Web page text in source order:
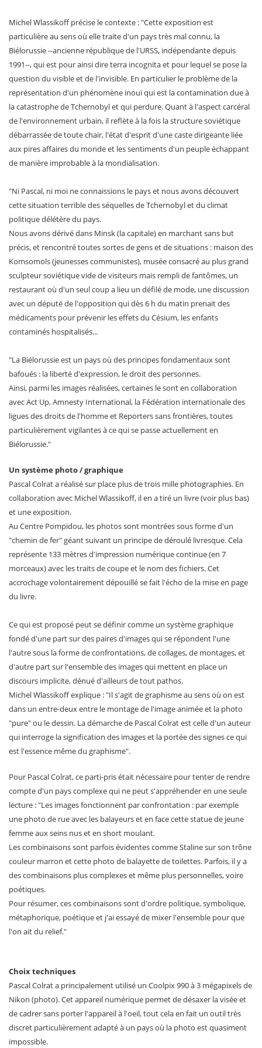
Michel Wlassikoff précise le contexte : "Cette exposition est
particulière au sens où elle traite d'un pays très mal connu, la
Biélorussie --ancienne république de l'URSS, indépendante depuis
1991--, qui est pour ainsi dire terra incognita et pour lequel se pose la
question du visible et de l'invisible. En particulier le problème de la
représentation d'un phénomène inouï qui est la contamination due à
la catastrophe de Tchernobyl et qui perdure. Quant à l'aspect carcéral
de l'environnement urbain, il reflète à la fois la structure soviétique
débarrassée de toute chair, l'état d'esprit d'une caste dirigeante liée
aux pires affaires du monde et les sentiments d'un peuple échappant
de manière improbable à la mondialisation.
"Ni Pascal, ni moi ne connaissions le pays et nous avons découvert
cette situation terrible des séquelles de Tchernobyl et du climat
politique délétère du pays.
Nous avons dérivé dans Minsk (la capitale) en marchant sans but
précis, et rencontré toutes sortes de gens et de situations : maison des
Komsomols (jeunesses communistes), musée consacré au plus grand
sculpteur soviétique vide de visiteurs mais rempli de fantômes, un
restaurant où d'un seul coup a lieu un défilé de mode, une discussion
avec un député de l'opposition qui dès 6 h du matin prenait des
médicaments pour prévenir les effets du Césium, les enfants
contaminés hospitalisés...
"La Biélorussie est un pays où des principes fondamentaux sont
bafoués : la liberté d'expression, le droit des personnes.
Ainsi, parmi les images réalisées, certaines le sont en collaboration
avec Act Up, Amnesty International, la Fédération internationale des
ligues des droits de l'homme et Reporters sans frontières, toutes
particulièrement vigilantes à ce qui se passe actuellement en
Biélorussie."
Un système photo / graphique
Pascal Colrat a réalisé sur place plus de trois mille photographies. En
collaboration avec Michel Wlassikoff, il en a tiré un livre (voir plus bas)
et une exposition.
Au Centre Pompidou, les photos sont montrées sous forme d'un
"chemin de fer" géant suivant un principe de déroulé livresque. Cela
représente 133 mètres d'impression numérique continue (en 7
morceaux) avec les traits de coupe et le nom des fichiers. Cet
accrochage volontairement dépouillé se fait l'écho de la mise en page
du livre.
Ce qui est proposé peut se définir comme un système graphique
fondé d'une part sur des paires d'images qui se répondent l'une
l'autre sous la forme de confrontations, de collages, de montages, et
d'autre part sur l'ensemble des images qui mettent en place un
discours implicite, dénué d'ailleurs de tout pathos.
Michel Wlassikoff explique : "Il s'agit de graphisme au sens où on est
dans un entre-deux entre le montage de l'image animée et la photo
"pure" ou le dessin. La démarche de Pascal Colrat est celle d'un auteur
qui interroge la signification des images et la portée des signes ce qui
est l'essence même du graphisme".
Pour Pascal Colrat, ce parti-pris était nécessaire pour tenter de rendre
compte d'un pays complexe qui ne peut s'appréhender en une seule
lecture : "Les images fonctionnent par confrontation : par exemple
une photo de rue avec les balayeurs et en face cette statue de jeune
femme aux seins nus et en short moulant.
Les combinaisons sont parfois évidentes comme Staline sur son trône
couleur marron et cette photo de balayette de toilettes. Parfois, il y a
des combinaisons plus complexes et même plus personnelles, voire
poétiques.
Pour résumer, ces combinaisons sont d'ordre politique, symbolique,
métaphorique, poétique et j'ai essayé de mixer l'ensemble pour que
l'on ait du relief."
Choix techniques
Pascal Colrat a principalement utilisé un Coolpix 990 à 3 mégapixels de
Nikon (photo). Cet appareil numérique permet de désaxer la visée et
de cadrer sans porter l'appareil à l'oeil, tout cela en fait un outil très
discret particulièrement adapté à un pays où la photo est quasiment
impossible.